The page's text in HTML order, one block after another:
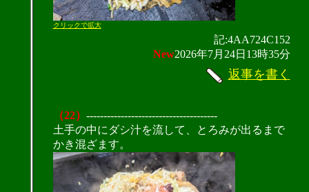
クリックで拡大
記:4AA724C152
New2026年7月24日13時35分
返事を書く
（22） --------------------------------------
土手の中にダシ汁を流して、とろみが出るまで
かき混ざます。